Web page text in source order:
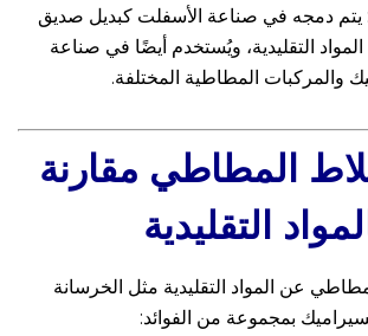
: يتم دمجه في صناعة الأسفلت كبديل صديق
التقليدية، ويُستخدم أيضًا في صناعة
والمركبات المطاطية المختلفة.
المطاطي مقارنة
التقليدية
عن المواد التقليدية مثل الخرسانة
بمجموعة من الفوائد: